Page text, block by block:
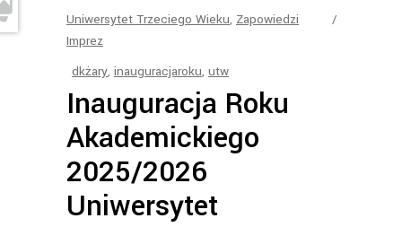
Uniwersytet Trzeciego Wieku, Zapowiedzi
Imprez
dkżary, inauguracjaroku, utw
Inauguracja Roku
Akademickiego
2025/2026
Uniwersytet